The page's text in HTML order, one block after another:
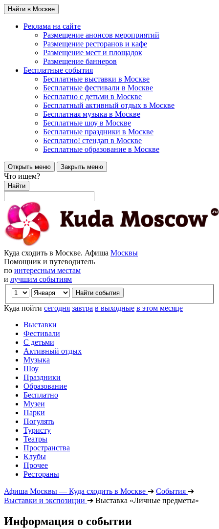
Найти в Москве
Реклама на сайте
Размещение анонсов мероприятий
Размещение ресторанов и кафе
Размещение мест и площадок
Размещение баннеров
Бесплатные события
Бесплатные выставки в Москве
Бесплатные фестивали в Москве
Бесплатно с детьми в Москве
Бесплатный активный отдых в Москве
Бесплатная музыка в Москве
Бесплатные шоу в Москве
Бесплатные праздники в Москве
Бесплатно! стендап в Москве
Бесплатные образование в Москве
Открыть меню Закрыть меню
Что ищем?
Найти
Куда сходить в Москве. Афиша Москвы
Помощник и путеводитель
по интересным местам
и лучшим событиям
Куда пойти сегодня завтра в выходные в этом месяце
Выставки
Фестивали
С детьми
Активный отдых
Музыка
Шоу
Праздники
Образование
Бесплатно
Музеи
Парки
Погулять
Туристу
Театры
Пространства
Клубы
Прочее
Рестораны
Афиша Москвы — Куда сходить в Москве ➔ События ➔
Выставки и экспозиции ➔ Выставка «Личные предметы»
Информация о событии